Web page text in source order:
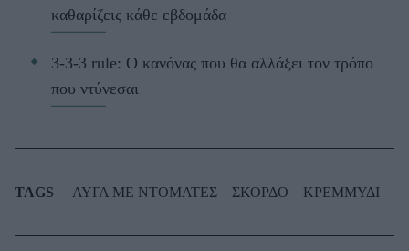
καθαρίζεις κάθε εβδομάδα
3-3-3 rule: Ο κανόνας που θα αλλάξει τον τρόπο
που ντύνεσαι
TAGS ΑΥΓΑ ΜΕ ΝΤΟΜΑΤΕΣ ΣΚΟΡΔΟ ΚΡΕΜΜΥΔΙ